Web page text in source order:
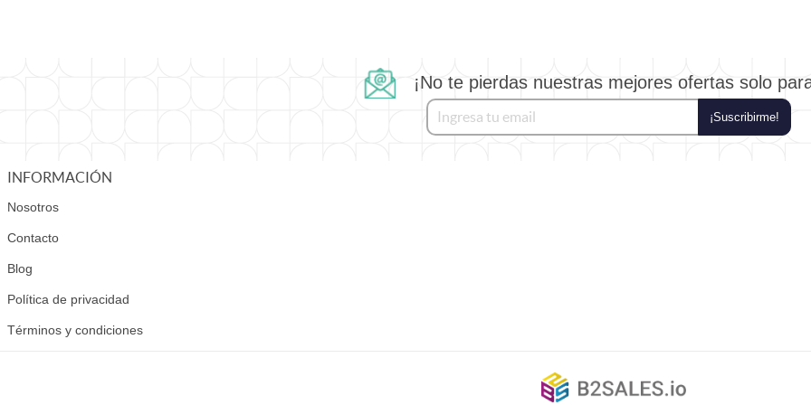
¡No te pierdas nuestras mejores ofertas solo
¡Suscribirme!
INFORMACIÓN
Nosotros
Contacto
Blog
Política de privacidad
Términos y condiciones